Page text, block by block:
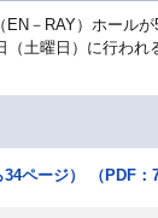
－RAY）ホールが
土曜日）に行われ
ページ） （PDF：